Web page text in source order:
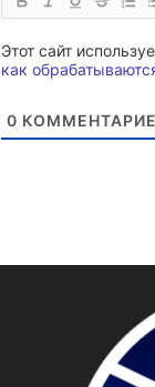
Этот сайт
как
0